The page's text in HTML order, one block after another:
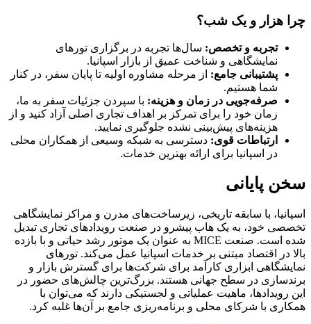
چرا هزار و یک شب؟
تجربه و تخصص: سال‌ها تجربه در برگزاری تورهای
نمایشگاهی و شناخت عمیق از بازار اسپانیا.
پشتیبانی جامع: از مرحله مشاوره اولیه تا پایان سفر، در کنار
شما هستیم.
صرفه‌جویی در زمان و هزینه: با سپردن جزئیات سفر به ما،
زمان خود را برای تمرکز بر اهداف تجاری اصلی آزاد کنید و از
هزینه‌های پیش‌بینی نشده جلوگیری نمایید.
ارتباطات قوی: دسترسی به شبکه وسیعی از همکاران محلی
در اسپانیا برای ارائه بهترین خدمات.
سخن پایانی
اسپانیا، با سابقه تاریخی، زیرساخت‌های مدرن و مراکز نمایشگاهی
تخصصی خود، به یک هاب پیشرو در صنعت رویدادهای تجاری تبدیل
شده است. صنعت MICE به عنوان یک موتور رشد حیاتی و با بازده
بالا در اقتصاد مبتنی بر خدمات اسپانیا عمل می‌کند. تورهای
نمایشگاهی ابزاری کارآمد برای شرکت‌ها برای گسترش بازار و
برندسازی در سطح جهانی هستند. بزرگ‌ترین چالش‌های حضور در
این رویدادها، ماهیت عملیاتی و لجستیکی دارند که می‌توان با
همکاری با شرکای محلی و برنامه‌ریزی جامع بر آن‌ها غلبه کرد.